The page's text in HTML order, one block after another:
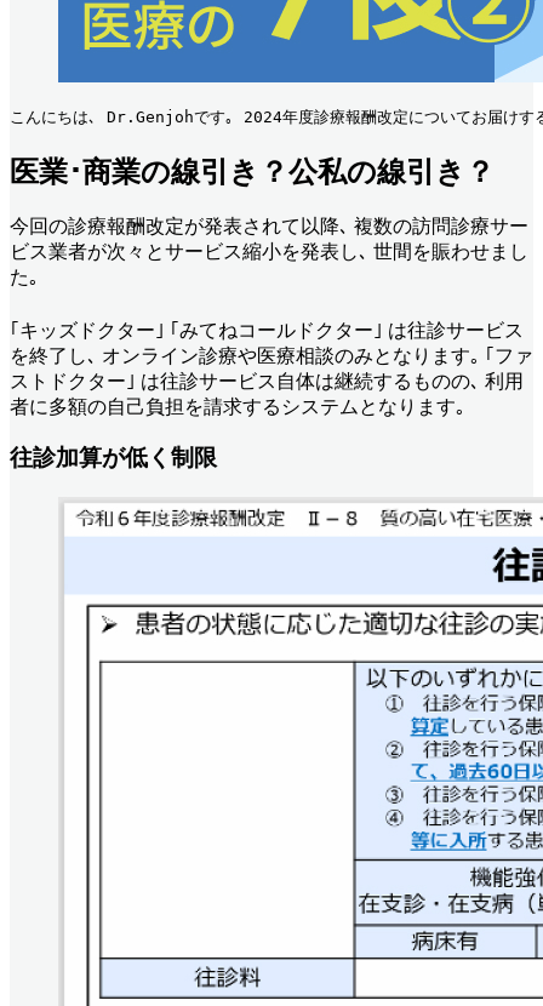
こんにちは､ Dr.Genjohです｡ 2024年度診療報酬改定についてお届け
医業･商業の線引き？公私の線引き？
今回の診療報酬改定が発表されて以降､ 複数の訪問診療サー
ビス業者が次々とサービス縮小を発表し､ 世間を賑わせまし
た｡
｢キッズドクター｣ ｢みてねコールドクター｣ は往診サービス
を終了し､ オンライン診療や医療相談のみとなります｡ ｢ファ
ストドクター｣ は往診サービス自体は継続するものの､ 利用
者に多額の自己負担を請求するシステムとなります｡
往診加算が低く制限